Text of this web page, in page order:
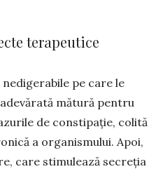
terapeutice
pe care le
mătură pen­tru
de constipație, colită
a organismului. Apoi,
care stimulează secreția